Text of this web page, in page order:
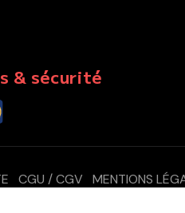
& sécurité
CGU / CGV MENTIONS